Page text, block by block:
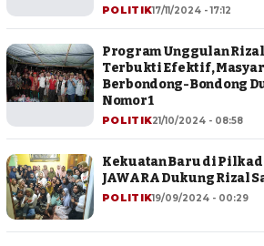
POLITIK17/11/2024 - 17:12
Program Unggulan
Terbukti Efektif,
Berbondong-Bondong
Nomor 1
POLITIK21/10/2024 - 08:58
Kekuatan Baru di
JAWARA Dukung Rizal
POLITIK19/09/2024 - 00:29